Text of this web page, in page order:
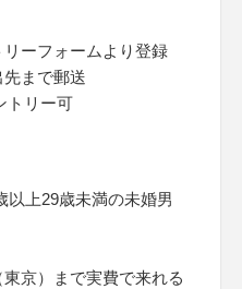
ーフォームより登録
まで郵送
トリー可
以上29歳未満の未婚男
京）まで実費で来れる